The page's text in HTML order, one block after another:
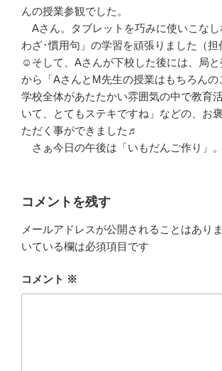
んの授業参観でした。
Aさん。タブレットを巧みに使いこなし
わざ･慣用句」の学習を頑張りました（担
☺そして、Aさんが下校した後には、局
から「AさんとM先生の授業はもちろんの
学校全体があたたかい雰囲気の中で教育
いて、とてもステキですね」などの、お
ただく事ができました♬
さぁ今日の午後は「いもだんご作り」
コメントを残す
メールアドレスが公開されることはありま
いている欄は必須項目です
コメント ※